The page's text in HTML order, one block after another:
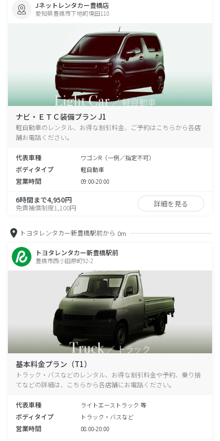
Jネットレンタカー豊橋店
愛知県豊橋市下地町境田110
ナビ・ＥＴＣ装備プラン J1
軽自動車のレンタル、お得な割引料金、ご予約はこちらから各店
舗お電話ください。
代表車種 ワゴンR（一例／指定不可）
ボディタイプ 軽自動車
営業時間 09:00-20:00
6時間まで4,950円
免責補償制度1,100円 詳細を見る
トヨタレンタカー新豊橋駅前から 0m
トヨタレンタカー新豊橋駅前
豊橋市西小田原町92-2
基本料金プラン（T1）
トラック・バスなどのレンタル、お得な割引料金や予約、乗り捨
てなどの詳細は、こちらから各店舗にお電話ください。
代表車種 ライトエーストラック 等
ボディタイプ トラック・バスなど
営業時間 08:00-20:00